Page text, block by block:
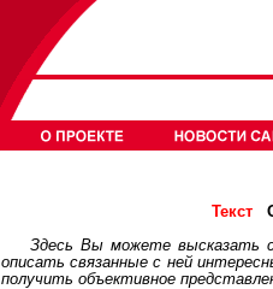
Текст
Здесь Вы можете высказать
описать связанные с ней
получить объективное